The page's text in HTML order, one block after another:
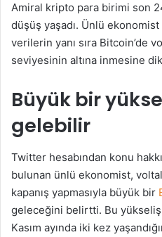
Amiral kripto para birimi son
düşüş yaşadı. Ünlü
verilerin yanı sıra Bitcoin’de
seviyesinin altına inmesine
Büyük bir
gelebilir
Twitter hesabından konu
bulunan ünlü ekonomist,
kapanış yapmasıyla büyük bir
geleceğini belirtti. Bu yükseliş
Kasım ayında iki kez